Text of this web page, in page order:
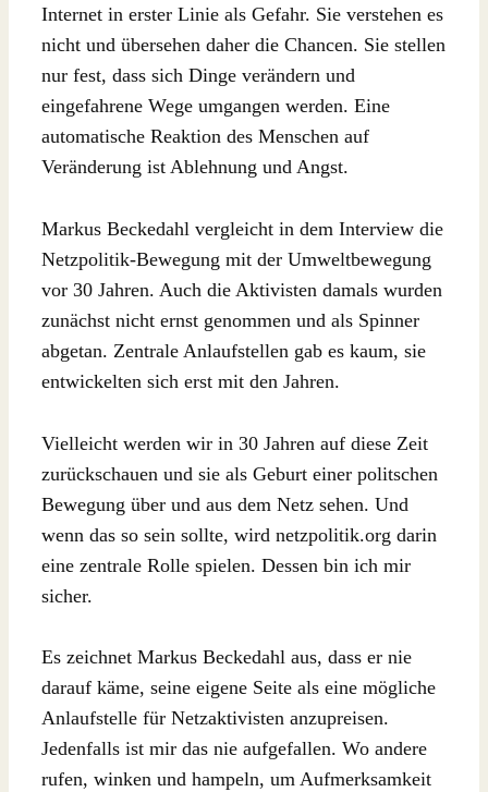
Internet in erster Linie als Gefahr. Sie verstehen es
nicht und übersehen daher die Chancen. Sie stellen
nur fest, dass sich Dinge verändern und
eingefahrene Wege umgangen werden. Eine
automatische Reaktion des Menschen auf
Veränderung ist Ablehnung und Angst.
Markus Beckedahl vergleicht in dem Interview die
Netzpolitik-Bewegung mit der Umweltbewegung
vor 30 Jahren. Auch die Aktivisten damals wurden
zunächst nicht ernst genommen und als Spinner
abgetan. Zentrale Anlaufstellen gab es kaum, sie
entwickelten sich erst mit den Jahren.
Vielleicht werden wir in 30 Jahren auf diese Zeit
zurückschauen und sie als Geburt einer politschen
Bewegung über und aus dem Netz sehen. Und
wenn das so sein sollte, wird netzpolitik.org darin
eine zentrale Rolle spielen. Dessen bin ich mir
sicher.
Es zeichnet Markus Beckedahl aus, dass er nie
darauf käme, seine eigene Seite als eine mögliche
Anlaufstelle für Netzaktivisten anzupreisen.
Jedenfalls ist mir das nie aufgefallen. Wo andere
rufen, winken und hampeln, um Aufmerksamkeit